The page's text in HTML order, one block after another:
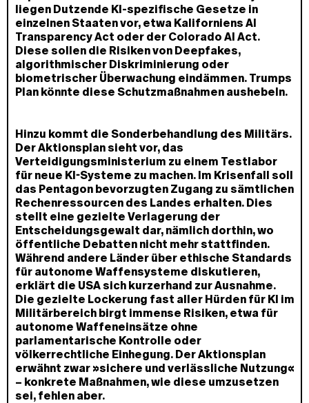
liegen Dutzende KI-spezifische Gesetze in
einzelnen Staaten vor, etwa Kaliforniens AI
Transparency Act oder der Colorado AI Act.
Diese sollen die Risiken von Deepfakes,
algorithmischer Diskriminierung oder
biometrischer Überwachung eindämmen. Trumps
Plan könnte diese Schutzmaßnahmen aushebeln.
Hinzu kommt die Sonderbehandlung des Militärs.
Der Aktionsplan sieht vor, das
Verteidigungsministerium zu einem Testlabor
für neue KI-Systeme zu machen. Im Krisenfall soll
das Pentagon bevorzugten Zugang zu sämtlichen
Rechenressourcen des Landes erhalten. Dies
stellt eine gezielte Verlagerung der
Entscheidungsgewalt dar, nämlich dorthin, wo
öffentliche Debatten nicht mehr stattfinden.
Während andere Länder über ethische Standards
für autonome Waffensysteme diskutieren,
erklärt die USA sich kurzerhand zur Ausnahme.
Die gezielte Lockerung fast aller Hürden für KI im
Militärbereich birgt immense Risiken, etwa für
autonome Waffeneinsätze ohne
parlamentarische Kontrolle oder
völkerrechtliche Einhegung. Der Aktionsplan
erwähnt zwar »sichere und verlässliche Nutzung«
– konkrete Maßnahmen, wie diese umzusetzen
sei, fehlen aber.